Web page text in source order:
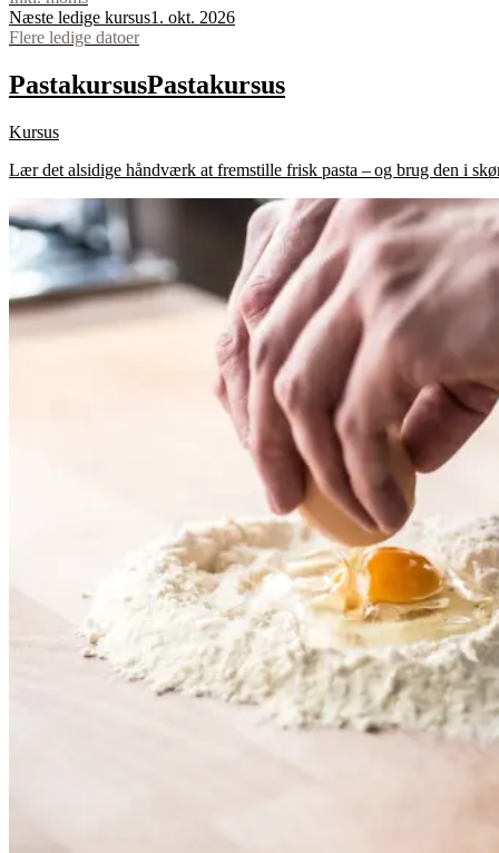
Næste ledige kursus1. okt. 2026
Flere ledige datoer
PastakursusPastakursus
Kursus
Lær det alsidige håndværk at fremstille frisk pasta – og brug den i